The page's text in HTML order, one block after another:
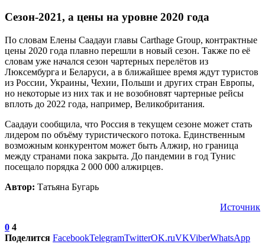
Сезон-2021, а цены на уровне 2020 года
По словам Елены Саадауи главы Carthage Group, контрактные
цены 2020 года плавно перешли в новый сезон. Также по её
словам уже начался сезон чартерных перелётов из
Люксембурга и Беларуси, а в ближайшее время ждут туристов
из России, Украины, Чехии, Польши и других стран Европы,
но некоторые из них так и не возобновят чартерные рейсы
вплоть до 2022 года, например, Великобритания.
Саадауи сообщила, что Россия в текущем сезоне может стать
лидером по объёму туристического потока. Единственным
возможным конкурентом может быть Алжир, но граница
между странами пока закрыта. До пандемии в год Тунис
посещало порядка 2 000 000 алжирцев.
Автор: Татьяна Бугарь
Источник
0 4
Поделится FacebookTelegramTwitterOK.ruVKViberWhatsApp